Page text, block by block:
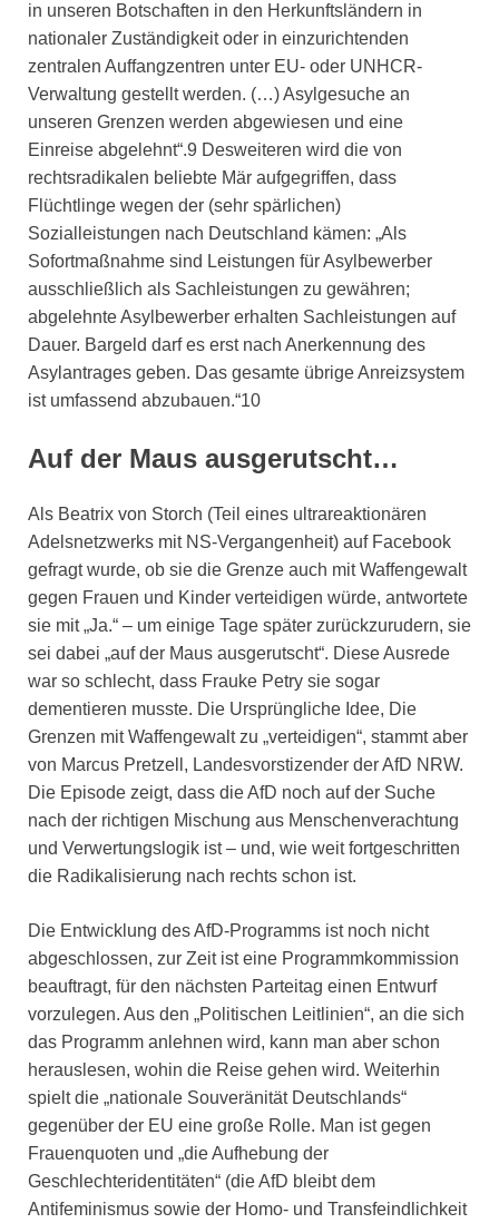
in unseren Botschaften in den Herkunftsländern in
nationaler Zuständigkeit oder in einzurichtenden
zentralen Auffangzentren unter EU- oder UNHCR-
Verwaltung gestellt werden. (…) Asylgesuche an
unseren Grenzen werden abgewiesen und eine
Einreise abgelehnt“.9 Desweiteren wird die von
rechtsradikalen beliebte Mär aufgegriffen, dass
Flüchtlinge wegen der (sehr spärlichen)
Sozialleistungen nach Deutschland kämen: „Als
Sofortmaßnahme sind Leistungen für Asylbewerber
ausschließlich als Sachleistungen zu gewähren;
abgelehnte Asylbewerber erhalten Sachleistungen auf
Dauer. Bargeld darf es erst nach Anerkennung des
Asylantrages geben. Das gesamte übrige Anreizsystem
ist umfassend abzubauen.“10
Auf der Maus ausgerutscht…
Als Beatrix von Storch (Teil eines ultrareaktionären
Adelsnetzwerks mit NS-Vergangenheit) auf Facebook
gefragt wurde, ob sie die Grenze auch mit Waffengewalt
gegen Frauen und Kinder verteidigen würde, antwortete
sie mit „Ja.“ – um einige Tage später zurückzurudern, sie
sei dabei „auf der Maus ausgerutscht“. Diese Ausrede
war so schlecht, dass Frauke Petry sie sogar
dementieren musste. Die Ursprüngliche Idee, Die
Grenzen mit Waffengewalt zu „verteidigen“, stammt aber
von Marcus Pretzell, Landesvorstizender der AfD NRW.
Die Episode zeigt, dass die AfD noch auf der Suche
nach der richtigen Mischung aus Menschenverachtung
und Verwertungslogik ist – und, wie weit fortgeschritten
die Radikalisierung nach rechts schon ist.
Die Entwicklung des AfD-Programms ist noch nicht
abgeschlossen, zur Zeit ist eine Programmkommission
beauftragt, für den nächsten Parteitag einen Entwurf
vorzulegen. Aus den „Politischen Leitlinien“, an die sich
das Programm anlehnen wird, kann man aber schon
herauslesen, wohin die Reise gehen wird. Weiterhin
spielt die „nationale Souveränität Deutschlands“
gegenüber der EU eine große Rolle. Man ist gegen
Frauenquoten und „die Aufhebung der
Geschlechteridentitäten“ (die AfD bleibt dem
Antifeminismus sowie der Homo- und Transfeindlichkeit